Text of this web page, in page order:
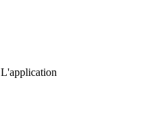
L'application